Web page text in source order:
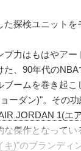
探検ユニットを
力はもはやアー
た、90年代の
ブームを巻き起こ
ーダン)"。その
JORDAN 1(エ
な傑作となってい
キ)"のブランディ